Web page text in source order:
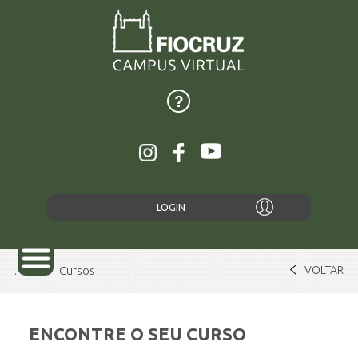
LOGIN
SOBRE
Home Cursos VOLTAR
ENCONTRE O SEU CURSO